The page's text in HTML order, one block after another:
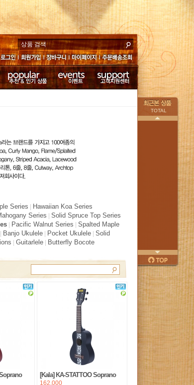
로그인 회원가입 장바구니
마이페이
지
주문배송조
회
TOTAL
다음
페이지
위로
Series Hawaiian Koa Series
Series Solid Spruce Top Series
Pacific Walnut Series
Spalted Maple
Banjo Ukulele Pocket Ukulele Solid
Guitarlele Butterfly Bocote
[Kala] KA-STATTOO Soprano
162,000